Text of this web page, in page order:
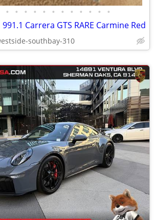
• • • • • • • • • • • •
Carrera GTS RARE Carmine Red
southbay-310